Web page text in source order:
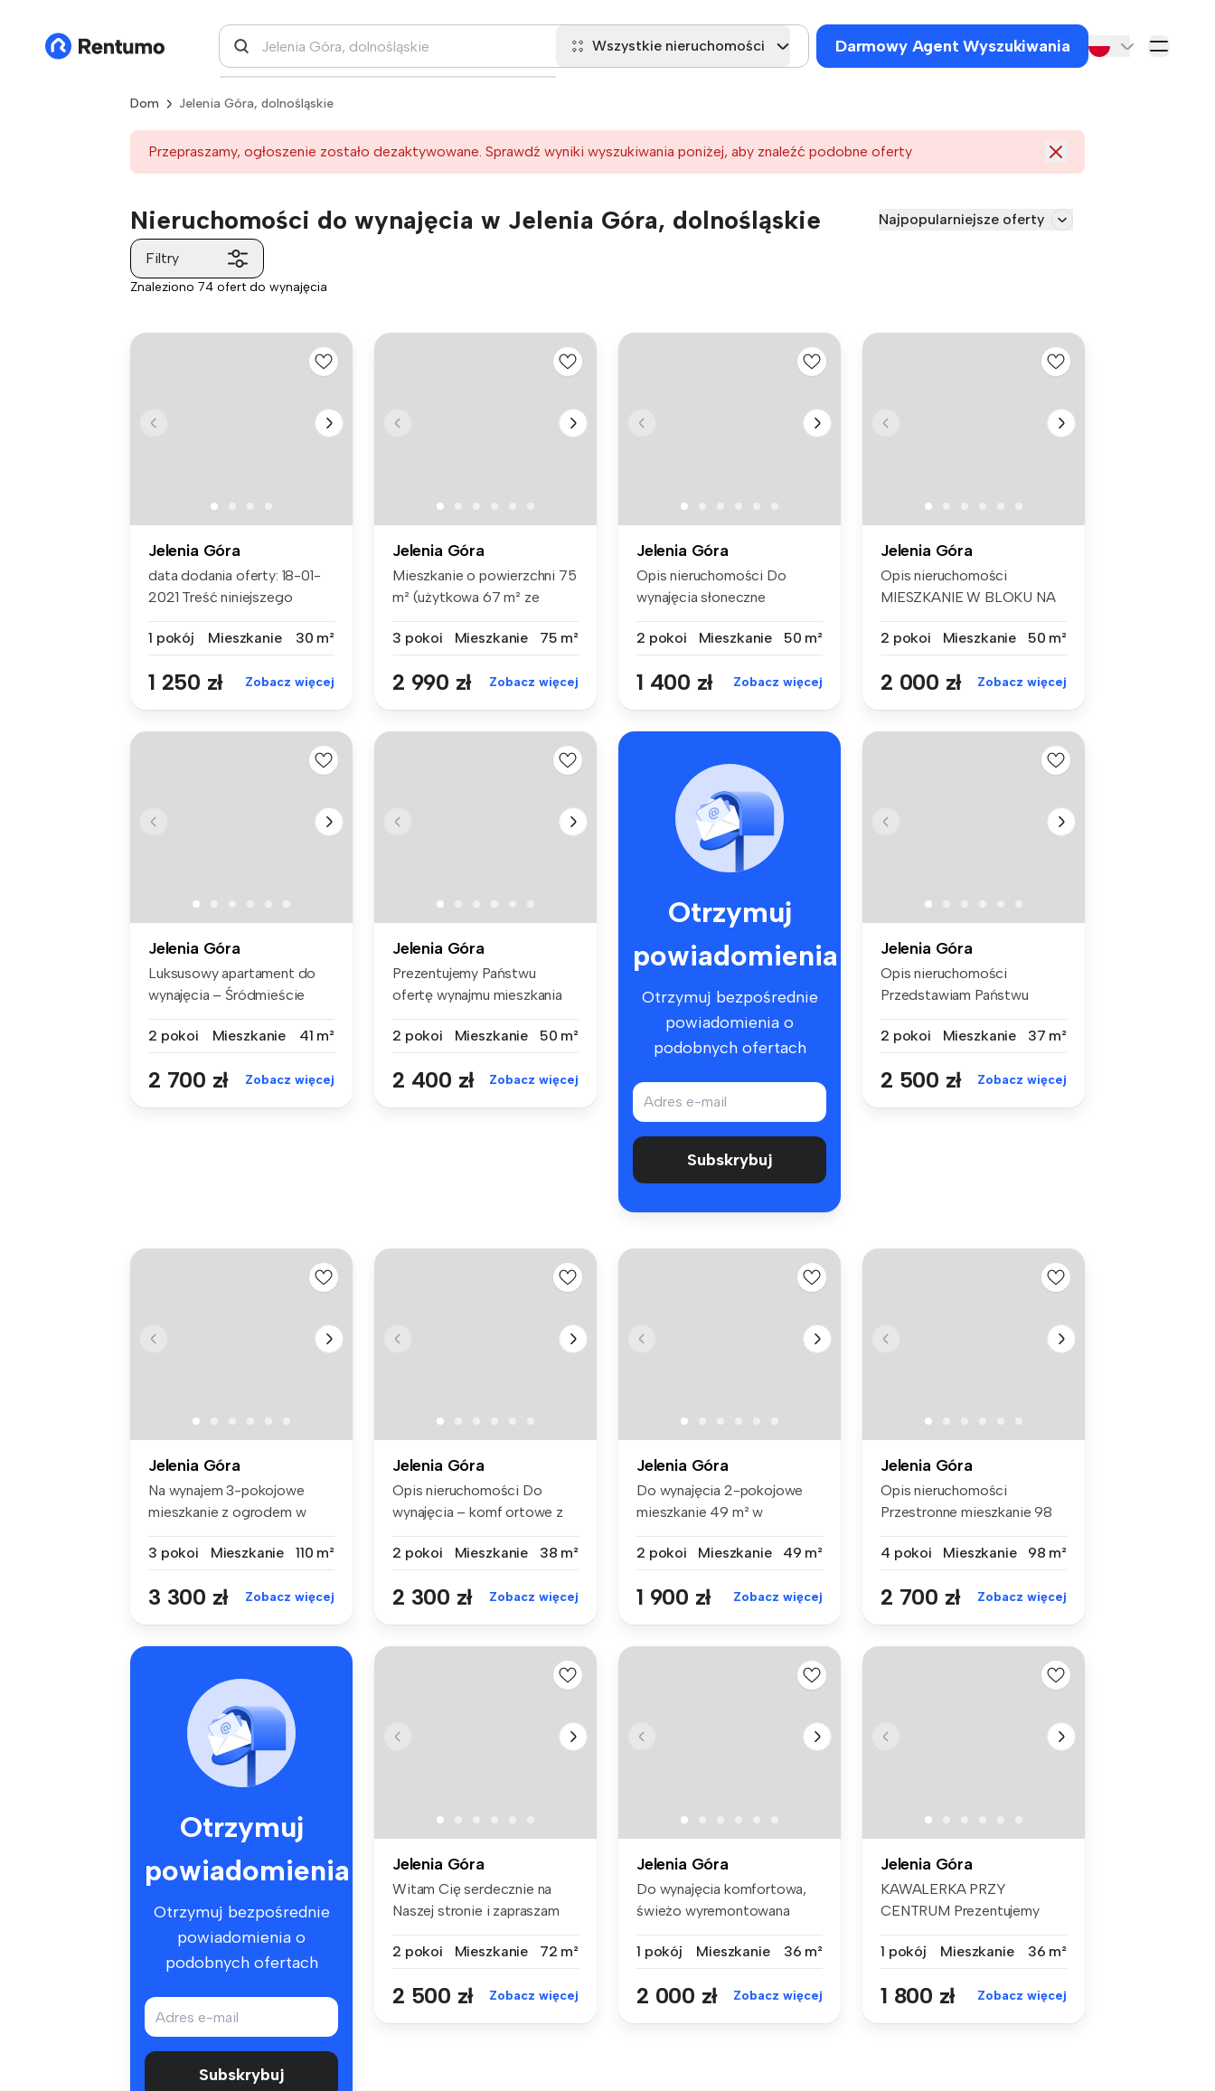
Wszystkie nieruchomości Darmowy Agent Wyszukiwania
Dom Jelenia Góra, dolnośląskie
Przepraszamy, ogłoszenie zostało dezaktywowane. Sprawdź wyniki wyszukiwania poniżej, aby znaleźć podobne oferty
Nieruchomości do wynajęcia w Jelenia Góra, dolnośląskie Najpopularniejsze oferty
Filtry
Znaleziono 74 ofert do wynajęcia
Jelenia Góra
data dodania oferty: 18-01-
2021 Treść niniejszego
1 pokój
Mieszkanie 30 m²
1 250 zł Zobacz więcej
Jelenia Góra
Mieszkanie o powierzchni 75
m² (użytkowa 67 m² ze
3 pokoi
Mieszkanie 75 m²
2 990 zł Zobacz więcej
Jelenia Góra
Opis nieruchomości Do
wynajęcia słoneczne
2 pokoi
Mieszkanie 50 m²
1 400 zł Zobacz więcej
Jelenia Góra
Opis nieruchomości
MIESZKANIE W BLOKU NA
2 pokoi
Mieszkanie 50 m²
2 000 zł Zobacz więcej
Jelenia Góra
Luksusowy apartament do
wynajęcia – Śródmieście
2 pokoi
Mieszkanie 41 m²
2 700 zł Zobacz więcej
Jelenia Góra
Prezentujemy Państwu
ofertę wynajmu mieszkania
2 pokoi
Mieszkanie 50 m²
2 400 zł Zobacz więcej
Otrzymuj
powiadomienia
Otrzymuj bezpośrednie
powiadomienia o
podobnych ofertach
Subskrybuj
Jelenia Góra
Opis nieruchomości
Przedstawiam Państwu
2 pokoi
Mieszkanie 37 m²
2 500 zł Zobacz więcej
Jelenia Góra
Na wynajem 3-pokojowe
mieszkanie z ogrodem w
3 pokoi
Mieszkanie 110 m²
3 300 zł Zobacz więcej
Jelenia Góra
Opis nieruchomości Do
wynajęcia – komf ortowe z
2 pokoi
Mieszkanie 38 m²
2 300 zł Zobacz więcej
Jelenia Góra
Do wynajęcia 2-pokojowe
mieszkanie 49 m² w
2 pokoi
Mieszkanie 49 m²
1 900 zł Zobacz więcej
Jelenia Góra
Opis nieruchomości
Przestronne mieszkanie 98
4 pokoi
Mieszkanie 98 m²
2 700 zł Zobacz więcej
Otrzymuj
powiadomienia
Otrzymuj bezpośrednie
powiadomienia o
podobnych ofertach
Subskrybuj
Jelenia Góra
Witam Cię serdecznie na
Naszej stronie i zapraszam
2 pokoi
Mieszkanie 72 m²
2 500 zł Zobacz więcej
Jelenia Góra
Do wynajęcia komfortowa,
świeżo wyremontowana
1 pokój
Mieszkanie 36 m²
2 000 zł Zobacz więcej
Jelenia Góra
KAWALERKA PRZY
CENTRUM Prezentujemy
1 pokój
Mieszkanie 36 m²
1 800 zł Zobacz więcej